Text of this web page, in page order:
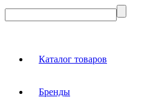
Каталог товаров
Бренды